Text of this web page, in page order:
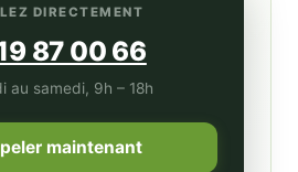
DIRECTEMENT
87 00 66
au samedi, 9h – 18h
maintenant